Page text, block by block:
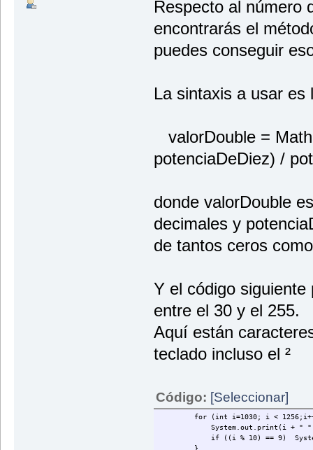
Respecto al número
encontrarás el
puedes conseguir
La sintaxis a usar es
valorDouble =
potenciaDeDiez) /
donde valorDouble
decimales y
de tantos ceros
Y el código
entre el 30 y el 255.
Aquí están
teclado incluso el ²
Código: [Seleccionar]
for (int i=1030; i <
System.out.print(i + " " +
if ((i % 10) == 9)
}